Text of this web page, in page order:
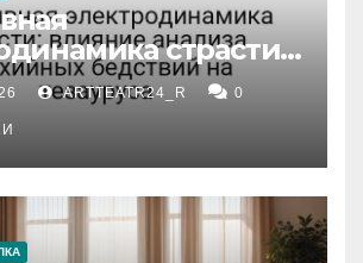
страсти:
анализа
бедствий на
ARTTEATR24_R 0